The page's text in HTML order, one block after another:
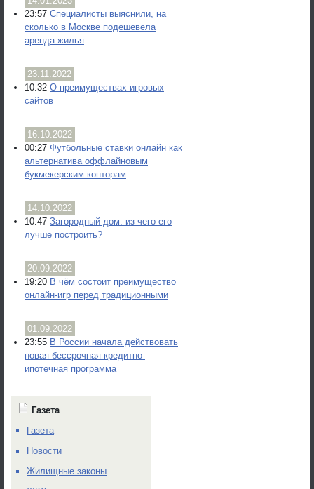
23:57 Специалисты выяснили, на
сколько в Москве подешевела
аренда жилья
23.11.2022
10:32 О преимуществах игровых
сайтов
16.10.2022
00:27 Футбольные ставки онлайн как
альтернатива оффлайновым
букмекерским конторам
14.10.2022
10:47 Загородный дом: из чего его
лучше построить?
20.09.2022
19:20 В чём состоит преимущество
онлайн-игр перед традиционными
01.09.2022
23:55 В России начала действовать
новая бессрочная кредитно-
ипотечная программа
Газета
Газета
Новости
Жилищные законы